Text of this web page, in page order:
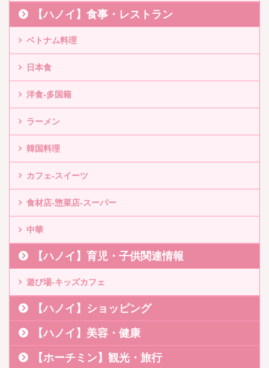
【ハノイ】食事・レストラン
ベトナム料理
日本食
洋食-多国籍
ラーメン
韓国料理
カフェ-スイーツ
食材店-惣菜店-スーパー
中華
【ハノイ】育児・子供関連情報
遊び場-キッズカフェ
【ハノイ】ショッピング
【ハノイ】美容・健康
【ホーチミン】観光・旅行